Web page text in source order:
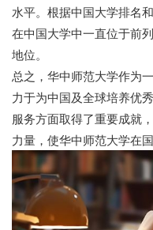
水平。根据中国大学排名
在中国大学中一直位于前
地位。
总之，华中师范大学作为
力于为中国及全球培养优
服务方面取得了重要成就
力量，使华中师范大学在